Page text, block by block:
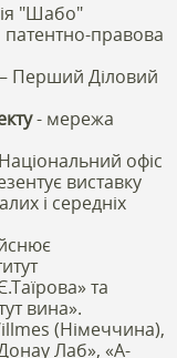
"Шабо"
правова
Перший Діловий
- мережа
офіс
виставку
і середніх
та
вина».
(Німеччина),
Лаб», «А-